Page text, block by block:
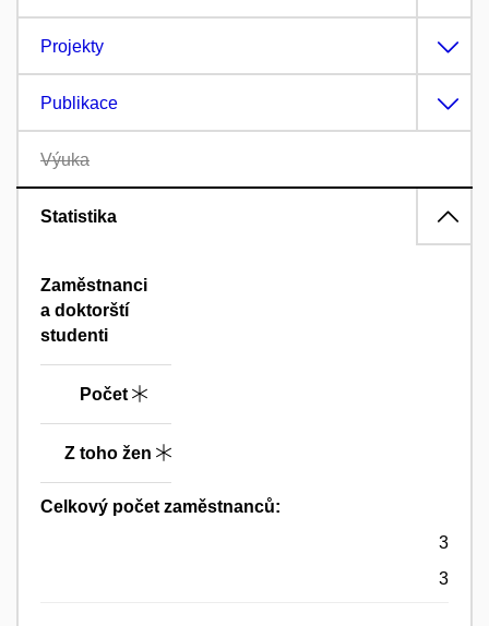
Projekty
Publikace
Výuka
Statistika
Zaměstnanci
a doktorští
studenti
Počet
Z toho žen
Celkový počet zaměstnanců:
3
3